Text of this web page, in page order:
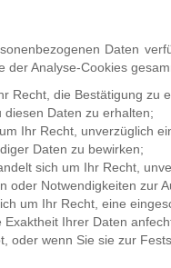
Daten
der Analyse-Cookies
Recht, die Bestätigung zu
Daten zu erhalten;
Ihr Recht, unverzüglich
Daten zu bewirken;
sich um Ihr Recht,
oder Notwendigkeiten zur
um Ihr Recht, eine
Ihrer Daten
oder wenn Sie sie zur